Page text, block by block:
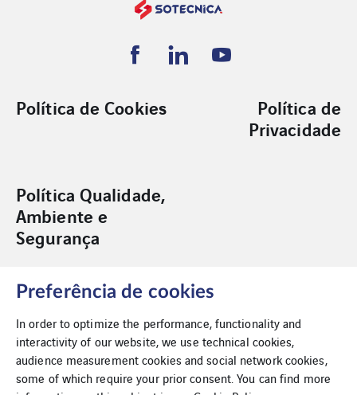
Política de Cookies
Política de
Privacidade
Política Qualidade,
Ambiente e
Segurança
Acessibilidade
Preferência de cookies
In order to optimize the performance, functionality and
interactivity of our website, we use technical cookies,
audience measurement cookies and social network cookies,
some of which require your prior consent. You can find more